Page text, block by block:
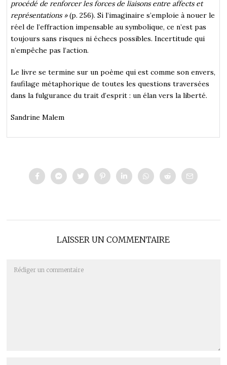
procédé de renforcer les forces de liaisons entre affects et
représentations »(p. 256). Si l’imaginaire s’emploie à nouer le
réel de l’effraction impensable au symbolique, ce n’est pas
toujours sans risques ni échecs possibles. Incertitude qui
n’empêche pas l’action.
Le livre se termine sur un poème qui est comme son envers,
faufilage métaphorique de toutes les questions traversées
dans la fulgurance du trait d’esprit : un élan vers la liberté.
Sandrine Malem
LAISSER UN COMMENTAIRE